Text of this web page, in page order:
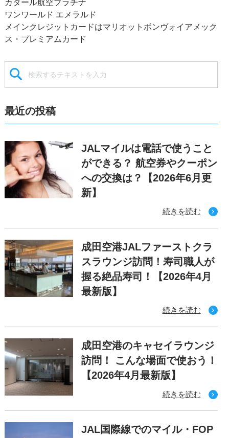
カタール航空プラチナ
ワンワールド エメラルド
メインクレジットカードはマリオットボンヴォイアメック
ス・プレミアムカード
最近の投稿
JALマイルは電話で使うこと
ができる？ 航空券やクーポン
への交換は？【2026年6月更
新】
続きを読む
成田空港JALファーストクラ
スラウンジ訪問！寿司職人が
握る絶品寿司！【2026年4月
最新版】
続きを読む
成田空港のキャセイラウンジ
訪問！ こんな場面で使おう！
【2026年4月最新版】
続きを読む
JAL国際線でのマイル・FOP